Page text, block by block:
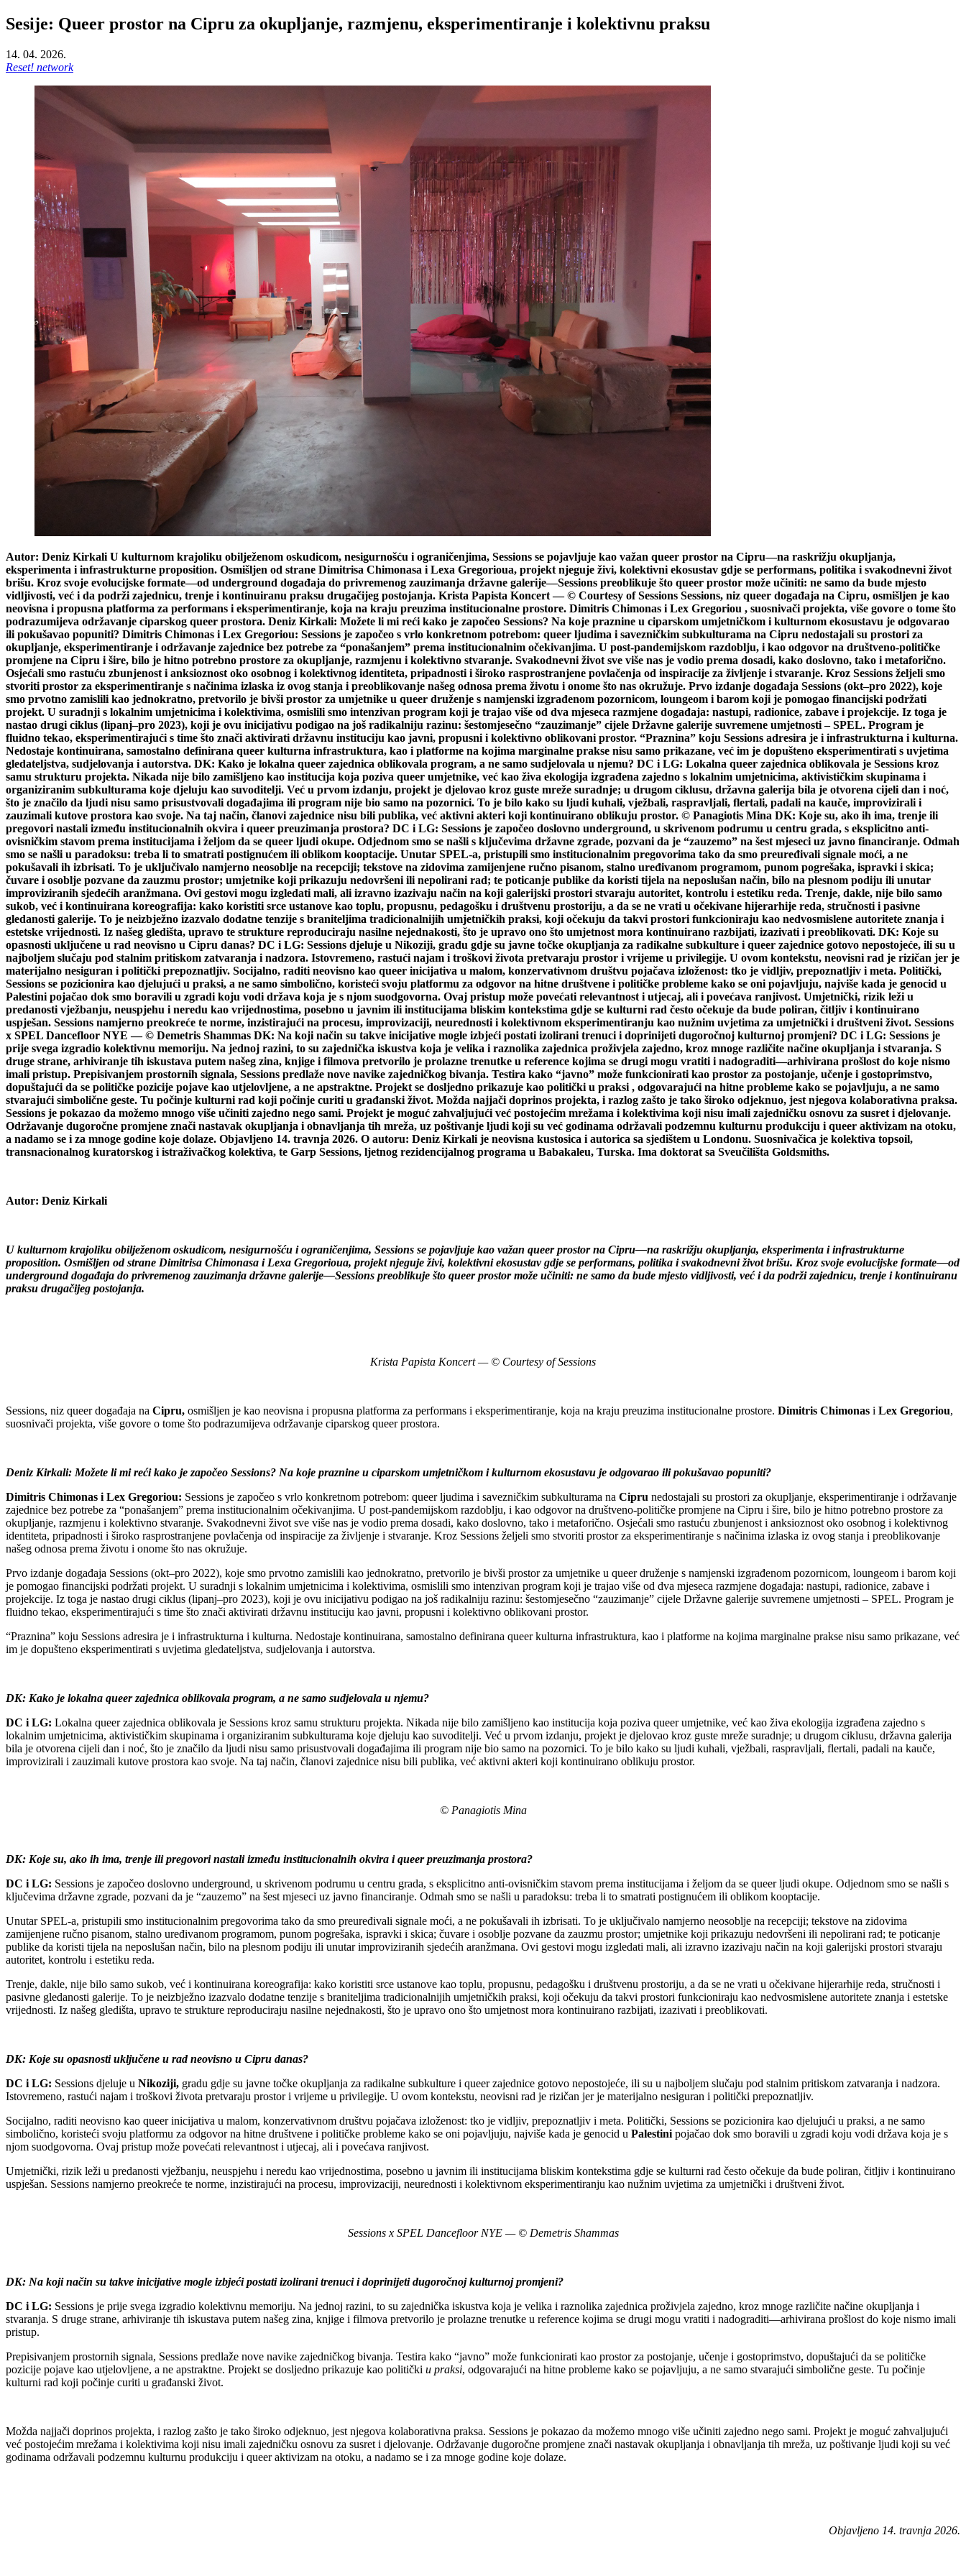
Sesije: Queer prostor na Cipru za okupljanje, razmjenu, eksperimentiranje i kolektivnu praksu
14. 04. 2026.
Reset! network
Autor: Deniz Kirkali U kulturnom krajoliku obilježenom oskudicom, nesigurnošću i ograničenjima, Sessions se pojavljuje kao važan queer prostor na Cipru—na raskrižju okupljanja,
eksperimenta i infrastrukturne proposition. Osmišljen od strane Dimitrisa Chimonasa i Lexa Gregorioua, projekt njeguje živi, kolektivni ekosustav gdje se performans, politika i svakodnevni život
brišu. Kroz svoje evolucijske formate—od underground događaja do privremenog zauzimanja državne galerije—Sessions preoblikuje što queer prostor može učiniti: ne samo da bude mjesto
vidljivosti, već i da podrži zajednicu, trenje i kontinuiranu praksu drugačijeg postojanja. Krista Papista Koncert — © Courtesy of Sessions Sessions, niz queer događaja na Cipru, osmišljen je kao
neovisna i propusna platforma za performans i eksperimentiranje, koja na kraju preuzima institucionalne prostore. Dimitris Chimonas i Lex Gregoriou , suosnivači projekta, više govore o tome što
podrazumijeva održavanje ciparskog queer prostora. Deniz Kirkali: Možete li mi reći kako je započeo Sessions? Na koje praznine u ciparskom umjetničkom i kulturnom ekosustavu je odgovarao
ili pokušavao popuniti? Dimitris Chimonas i Lex Gregoriou: Sessions je započeo s vrlo konkretnom potrebom: queer ljudima i savezničkim subkulturama na Cipru nedostajali su prostori za
okupljanje, eksperimentiranje i održavanje zajednice bez potrebe za “ponašanjem” prema institucionalnim očekivanjima. U post-pandemijskom razdoblju, i kao odgovor na društveno-političke
promjene na Cipru i šire, bilo je hitno potrebno prostore za okupljanje, razmjenu i kolektivno stvaranje. Svakodnevni život sve više nas je vodio prema dosadi, kako doslovno, tako i metaforično.
Osjećali smo rastuću zbunjenost i anksioznost oko osobnog i kolektivnog identiteta, pripadnosti i široko rasprostranjene povlačenja od inspiracije za življenje i stvaranje. Kroz Sessions željeli smo
stvoriti prostor za eksperimentiranje s načinima izlaska iz ovog stanja i preoblikovanje našeg odnosa prema životu i onome što nas okružuje. Prvo izdanje događaja Sessions (okt–pro 2022), koje
smo prvotno zamislili kao jednokratno, pretvorilo je bivši prostor za umjetnike u queer druženje s namjenski izgrađenom pozornicom, loungeom i barom koji je pomogao financijski podržati
projekt. U suradnji s lokalnim umjetnicima i kolektivima, osmislili smo intenzivan program koji je trajao više od dva mjeseca razmjene događaja: nastupi, radionice, zabave i projekcije. Iz toga je
nastao drugi ciklus (lipanj–pro 2023), koji je ovu inicijativu podigao na još radikalniju razinu: šestomjesečno “zauzimanje” cijele Državne galerije suvremene umjetnosti – SPEL. Program je
fluidno tekao, eksperimentirajući s time što znači aktivirati državnu instituciju kao javni, propusni i kolektivno oblikovani prostor. “Praznina” koju Sessions adresira je i infrastrukturna i kulturna.
Nedostaje kontinuirana, samostalno definirana queer kulturna infrastruktura, kao i platforme na kojima marginalne prakse nisu samo prikazane, već im je dopušteno eksperimentirati s uvjetima
gledateljstva, sudjelovanja i autorstva. DK: Kako je lokalna queer zajednica oblikovala program, a ne samo sudjelovala u njemu? DC i LG: Lokalna queer zajednica oblikovala je Sessions kroz
samu strukturu projekta. Nikada nije bilo zamišljeno kao institucija koja poziva queer umjetnike, već kao živa ekologija izgrađena zajedno s lokalnim umjetnicima, aktivističkim skupinama i
organiziranim subkulturama koje djeluju kao suvoditelji. Već u prvom izdanju, projekt je djelovao kroz guste mreže suradnje; u drugom ciklusu, državna galerija bila je otvorena cijeli dan i noć,
što je značilo da ljudi nisu samo prisustvovali događajima ili program nije bio samo na pozornici. To je bilo kako su ljudi kuhali, vježbali, raspravljali, flertali, padali na kauče, improvizirali i
zauzimali kutove prostora kao svoje. Na taj način, članovi zajednice nisu bili publika, već aktivni akteri koji kontinuirano oblikuju prostor. © Panagiotis Mina DK: Koje su, ako ih ima, trenje ili
pregovori nastali između institucionalnih okvira i queer preuzimanja prostora? DC i LG: Sessions je započeo doslovno underground, u skrivenom podrumu u centru grada, s eksplicitno anti-
ovisničkim stavom prema institucijama i željom da se queer ljudi okupe. Odjednom smo se našli s ključevima državne zgrade, pozvani da je “zauzemo” na šest mjeseci uz javno financiranje. Odmah
smo se našli u paradoksu: treba li to smatrati postignućem ili oblikom kooptacije. Unutar SPEL-a, pristupili smo institucionalnim pregovorima tako da smo preuređivali signale moći, a ne
pokušavali ih izbrisati. To je uključivalo namjerno neosoblje na recepciji; tekstove na zidovima zamijenjene ručno pisanom, stalno uređivanom programom, punom pogrešaka, ispravki i skica;
čuvare i osoblje pozvane da zauzmu prostor; umjetnike koji prikazuju nedovršeni ili nepolirani rad; te poticanje publike da koristi tijela na neposlušan način, bilo na plesnom podiju ili unutar
improviziranih sjedećih aranžmana. Ovi gestovi mogu izgledati mali, ali izravno izazivaju način na koji galerijski prostori stvaraju autoritet, kontrolu i estetiku reda. Trenje, dakle, nije bilo samo
sukob, već i kontinuirana koreografija: kako koristiti srce ustanove kao toplu, propusnu, pedagošku i društvenu prostoriju, a da se ne vrati u očekivane hijerarhije reda, stručnosti i pasivne
gledanosti galerije. To je neizbježno izazvalo dodatne tenzije s braniteljima tradicionalnijih umjetničkih praksi, koji očekuju da takvi prostori funkcioniraju kao nedvosmislene autoritete znanja i
estetske vrijednosti. Iz našeg gledišta, upravo te strukture reproduciraju nasilne nejednakosti, što je upravo ono što umjetnost mora kontinuirano razbijati, izazivati i preoblikovati. DK: Koje su
opasnosti uključene u rad neovisno u Cipru danas? DC i LG: Sessions djeluje u Nikoziji, gradu gdje su javne točke okupljanja za radikalne subkulture i queer zajednice gotovo nepostojeće, ili su u
najboljem slučaju pod stalnim pritiskom zatvaranja i nadzora. Istovremeno, rastući najam i troškovi života pretvaraju prostor i vrijeme u privilegije. U ovom kontekstu, neovisni rad je rizičan jer je
materijalno nesiguran i politički prepoznatljiv. Socijalno, raditi neovisno kao queer inicijativa u malom, konzervativnom društvu pojačava izloženost: tko je vidljiv, prepoznatljiv i meta. Politički,
Sessions se pozicionira kao djelujući u praksi, a ne samo simbolično, koristeći svoju platformu za odgovor na hitne društvene i političke probleme kako se oni pojavljuju, najviše kada je genocid u
Palestini pojačao dok smo boravili u zgradi koju vodi država koja je s njom suodgovorna. Ovaj pristup može povećati relevantnost i utjecaj, ali i povećava ranjivost. Umjetnički, rizik leži u
predanosti vježbanju, neuspjehu i neredu kao vrijednostima, posebno u javnim ili institucijama bliskim kontekstima gdje se kulturni rad često očekuje da bude poliran, čitljiv i kontinuirano
uspješan. Sessions namjerno preokreće te norme, inzistirajući na procesu, improvizaciji, neurednosti i kolektivnom eksperimentiranju kao nužnim uvjetima za umjetnički i društveni život. Sessions
x SPEL Dancefloor NYE — © Demetris Shammas DK: Na koji način su takve inicijative mogle izbjeći postati izolirani trenuci i doprinijeti dugoročnoj kulturnoj promjeni? DC i LG: Sessions je
prije svega izgradio kolektivnu memoriju. Na jednoj razini, to su zajednička iskustva koja je velika i raznolika zajednica proživjela zajedno, kroz mnoge različite načine okupljanja i stvaranja. S
druge strane, arhiviranje tih iskustava putem našeg zina, knjige i filmova pretvorilo je prolazne trenutke u reference kojima se drugi mogu vratiti i nadograditi—arhivirana prošlost do koje nismo
imali pristup. Prepisivanjem prostornih signala, Sessions predlaže nove navike zajedničkog bivanja. Testira kako “javno” može funkcionirati kao prostor za postojanje, učenje i gostoprimstvo,
dopuštajući da se političke pozicije pojave kao utjelovljene, a ne apstraktne. Projekt se dosljedno prikazuje kao politički u praksi , odgovarajući na hitne probleme kako se pojavljuju, a ne samo
stvarajući simbolične geste. Tu počinje kulturni rad koji počinje curiti u građanski život. Možda najjači doprinos projekta, i razlog zašto je tako široko odjeknuo, jest njegova kolaborativna praksa.
Sessions je pokazao da možemo mnogo više učiniti zajedno nego sami. Projekt je moguć zahvaljujući već postojećim mrežama i kolektivima koji nisu imali zajedničku osnovu za susret i djelovanje.
Održavanje dugoročne promjene znači nastavak okupljanja i obnavljanja tih mreža, uz poštivanje ljudi koji su već godinama održavali podzemnu kulturnu produkciju i queer aktivizam na otoku,
a nadamo se i za mnoge godine koje dolaze. Objavljeno 14. travnja 2026. O autoru: Deniz Kirkali je neovisna kustosica i autorica sa sjedištem u Londonu. Suosnivačica je kolektiva topsoil,
transnacionalnog kuratorskog i istraživačkog kolektiva, te Garp Sessions, ljetnog rezidencijalnog programa u Babakaleu, Turska. Ima doktorat sa Sveučilišta Goldsmiths.
Autor: Deniz Kirkali
U kulturnom krajoliku obilježenom oskudicom, nesigurnošću i ograničenjima, Sessions se pojavljuje kao važan queer prostor na Cipru—na raskrižju okupljanja, eksperimenta i infrastrukturne
proposition. Osmišljen od strane Dimitrisa Chimonasa i Lexa Gregorioua, projekt njeguje živi, kolektivni ekosustav gdje se performans, politika i svakodnevni život brišu. Kroz svoje evolucijske formate—od
underground događaja do privremenog zauzimanja državne galerije—Sessions preoblikuje što queer prostor može učiniti: ne samo da bude mjesto vidljivosti, već i da podrži zajednicu, trenje i kontinuiranu
praksu drugačijeg postojanja.
Krista Papista Koncert — © Courtesy of Sessions
Sessions, niz queer događaja na Cipru, osmišljen je kao neovisna i propusna platforma za performans i eksperimentiranje, koja na kraju preuzima institucionalne prostore. Dimitris Chimonas i Lex Gregoriou,
suosnivači projekta, više govore o tome što podrazumijeva održavanje ciparskog queer prostora.
Deniz Kirkali: Možete li mi reći kako je započeo Sessions? Na koje praznine u ciparskom umjetničkom i kulturnom ekosustavu je odgovarao ili pokušavao popuniti?
Dimitris Chimonas i Lex Gregoriou: Sessions je započeo s vrlo konkretnom potrebom: queer ljudima i savezničkim subkulturama na Cipru nedostajali su prostori za okupljanje, eksperimentiranje i održavanje
zajednice bez potrebe za “ponašanjem” prema institucionalnim očekivanjima. U post-pandemijskom razdoblju, i kao odgovor na društveno-političke promjene na Cipru i šire, bilo je hitno potrebno prostore za
okupljanje, razmjenu i kolektivno stvaranje. Svakodnevni život sve više nas je vodio prema dosadi, kako doslovno, tako i metaforično. Osjećali smo rastuću zbunjenost i anksioznost oko osobnog i kolektivnog
identiteta, pripadnosti i široko rasprostranjene povlačenja od inspiracije za življenje i stvaranje. Kroz Sessions željeli smo stvoriti prostor za eksperimentiranje s načinima izlaska iz ovog stanja i preoblikovanje
našeg odnosa prema životu i onome što nas okružuje.
Prvo izdanje događaja Sessions (okt–pro 2022), koje smo prvotno zamislili kao jednokratno, pretvorilo je bivši prostor za umjetnike u queer druženje s namjenski izgrađenom pozornicom, loungeom i barom koji
je pomogao financijski podržati projekt. U suradnji s lokalnim umjetnicima i kolektivima, osmislili smo intenzivan program koji je trajao više od dva mjeseca razmjene događaja: nastupi, radionice, zabave i
projekcije. Iz toga je nastao drugi ciklus (lipanj–pro 2023), koji je ovu inicijativu podigao na još radikalniju razinu: šestomjesečno “zauzimanje” cijele Državne galerije suvremene umjetnosti – SPEL. Program je
fluidno tekao, eksperimentirajući s time što znači aktivirati državnu instituciju kao javni, propusni i kolektivno oblikovani prostor.
“Praznina” koju Sessions adresira je i infrastrukturna i kulturna. Nedostaje kontinuirana, samostalno definirana queer kulturna infrastruktura, kao i platforme na kojima marginalne prakse nisu samo prikazane, već
im je dopušteno eksperimentirati s uvjetima gledateljstva, sudjelovanja i autorstva.
DK: Kako je lokalna queer zajednica oblikovala program, a ne samo sudjelovala u njemu?
DC i LG: Lokalna queer zajednica oblikovala je Sessions kroz samu strukturu projekta. Nikada nije bilo zamišljeno kao institucija koja poziva queer umjetnike, već kao živa ekologija izgrađena zajedno s
lokalnim umjetnicima, aktivističkim skupinama i organiziranim subkulturama koje djeluju kao suvoditelji. Već u prvom izdanju, projekt je djelovao kroz guste mreže suradnje; u drugom ciklusu, državna galerija
bila je otvorena cijeli dan i noć, što je značilo da ljudi nisu samo prisustvovali događajima ili program nije bio samo na pozornici. To je bilo kako su ljudi kuhali, vježbali, raspravljali, flertali, padali na kauče,
improvizirali i zauzimali kutove prostora kao svoje. Na taj način, članovi zajednice nisu bili publika, već aktivni akteri koji kontinuirano oblikuju prostor.
© Panagiotis Mina
DK: Koje su, ako ih ima, trenje ili pregovori nastali između institucionalnih okvira i queer preuzimanja prostora?
DC i LG: Sessions je započeo doslovno underground, u skrivenom podrumu u centru grada, s eksplicitno anti-ovisničkim stavom prema institucijama i željom da se queer ljudi okupe. Odjednom smo se našli s
ključevima državne zgrade, pozvani da je “zauzemo” na šest mjeseci uz javno financiranje. Odmah smo se našli u paradoksu: treba li to smatrati postignućem ili oblikom kooptacije.
Unutar SPEL-a, pristupili smo institucionalnim pregovorima tako da smo preuređivali signale moći, a ne pokušavali ih izbrisati. To je uključivalo namjerno neosoblje na recepciji; tekstove na zidovima
zamijenjene ručno pisanom, stalno uređivanom programom, punom pogrešaka, ispravki i skica; čuvare i osoblje pozvane da zauzmu prostor; umjetnike koji prikazuju nedovršeni ili nepolirani rad; te poticanje
publike da koristi tijela na neposlušan način, bilo na plesnom podiju ili unutar improviziranih sjedećih aranžmana. Ovi gestovi mogu izgledati mali, ali izravno izazivaju način na koji galerijski prostori stvaraju
autoritet, kontrolu i estetiku reda.
Trenje, dakle, nije bilo samo sukob, već i kontinuirana koreografija: kako koristiti srce ustanove kao toplu, propusnu, pedagošku i društvenu prostoriju, a da se ne vrati u očekivane hijerarhije reda, stručnosti i
pasivne gledanosti galerije. To je neizbježno izazvalo dodatne tenzije s braniteljima tradicionalnijih umjetničkih praksi, koji očekuju da takvi prostori funkcioniraju kao nedvosmislene autoritete znanja i estetske
vrijednosti. Iz našeg gledišta, upravo te strukture reproduciraju nasilne nejednakosti, što je upravo ono što umjetnost mora kontinuirano razbijati, izazivati i preoblikovati.
DK: Koje su opasnosti uključene u rad neovisno u Cipru danas?
DC i LG: Sessions djeluje u Nikoziji, gradu gdje su javne točke okupljanja za radikalne subkulture i queer zajednice gotovo nepostojeće, ili su u najboljem slučaju pod stalnim pritiskom zatvaranja i nadzora.
Istovremeno, rastući najam i troškovi života pretvaraju prostor i vrijeme u privilegije. U ovom kontekstu, neovisni rad je rizičan jer je materijalno nesiguran i politički prepoznatljiv.
Socijalno, raditi neovisno kao queer inicijativa u malom, konzervativnom društvu pojačava izloženost: tko je vidljiv, prepoznatljiv i meta. Politički, Sessions se pozicionira kao djelujući u praksi, a ne samo
simbolično, koristeći svoju platformu za odgovor na hitne društvene i političke probleme kako se oni pojavljuju, najviše kada je genocid u Palestini pojačao dok smo boravili u zgradi koju vodi država koja je s
njom suodgovorna. Ovaj pristup može povećati relevantnost i utjecaj, ali i povećava ranjivost.
Umjetnički, rizik leži u predanosti vježbanju, neuspjehu i neredu kao vrijednostima, posebno u javnim ili institucijama bliskim kontekstima gdje se kulturni rad često očekuje da bude poliran, čitljiv i kontinuirano
uspješan. Sessions namjerno preokreće te norme, inzistirajući na procesu, improvizaciji, neurednosti i kolektivnom eksperimentiranju kao nužnim uvjetima za umjetnički i društveni život.
Sessions x SPEL Dancefloor NYE — © Demetris Shammas
DK: Na koji način su takve inicijative mogle izbjeći postati izolirani trenuci i doprinijeti dugoročnoj kulturnoj promjeni?
DC i LG: Sessions je prije svega izgradio kolektivnu memoriju. Na jednoj razini, to su zajednička iskustva koja je velika i raznolika zajednica proživjela zajedno, kroz mnoge različite načine okupljanja i
stvaranja. S druge strane, arhiviranje tih iskustava putem našeg zina, knjige i filmova pretvorilo je prolazne trenutke u reference kojima se drugi mogu vratiti i nadograditi—arhivirana prošlost do koje nismo imali
pristup.
Prepisivanjem prostornih signala, Sessions predlaže nove navike zajedničkog bivanja. Testira kako “javno” može funkcionirati kao prostor za postojanje, učenje i gostoprimstvo, dopuštajući da se političke
pozicije pojave kao utjelovljene, a ne apstraktne. Projekt se dosljedno prikazuje kao politički u praksi, odgovarajući na hitne probleme kako se pojavljuju, a ne samo stvarajući simbolične geste. Tu počinje
kulturni rad koji počinje curiti u građanski život.
Možda najjači doprinos projekta, i razlog zašto je tako široko odjeknuo, jest njegova kolaborativna praksa. Sessions je pokazao da možemo mnogo više učiniti zajedno nego sami. Projekt je moguć zahvaljujući
već postojećim mrežama i kolektivima koji nisu imali zajedničku osnovu za susret i djelovanje. Održavanje dugoročne promjene znači nastavak okupljanja i obnavljanja tih mreža, uz poštivanje ljudi koji su već
godinama održavali podzemnu kulturnu produkciju i queer aktivizam na otoku, a nadamo se i za mnoge godine koje dolaze.
Objavljeno 14. travnja 2026.